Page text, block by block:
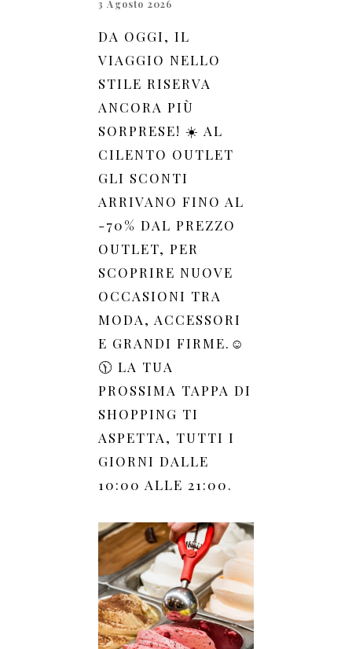
3 Agosto 2026
DA OGGI, IL
VIAGGIO NELLO
STILE RISERVA
ANCORA PIÙ
SORPRESE! ☀️ AL
CILENTO OUTLET
GLI SCONTI
ARRIVANO FINO AL
-70% DAL PREZZO
OUTLET, PER
SCOPRIRE NUOVE
OCCASIONI TRA
MODA, ACCESSORI
E GRANDI FIRME.☺️
🕦 LA TUA
PROSSIMA TAPPA DI
SHOPPING TI
ASPETTA, TUTTI I
GIORNI DALLE
10:00 ALLE 21:00.